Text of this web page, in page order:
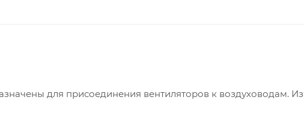
для присоединения вентиляторов к воздуховодам.